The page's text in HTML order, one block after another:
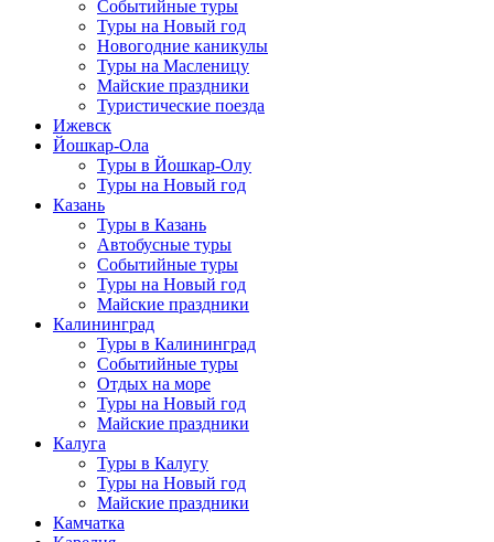
Событийные туры
Туры на Новый год
Новогодние каникулы
Туры на Масленицу
Майские праздники
Туристические поезда
Ижевск
Йошкар-Ола
Туры в Йошкар-Олу
Туры на Новый год
Казань
Туры в Казань
Автобусные туры
Событийные туры
Туры на Новый год
Майские праздники
Калининград
Туры в Калининград
Событийные туры
Отдых на море
Туры на Новый год
Майские праздники
Калуга
Туры в Калугу
Туры на Новый год
Майские праздники
Камчатка